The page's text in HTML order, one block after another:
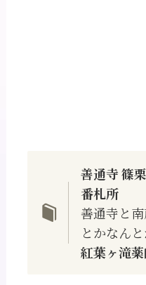
善通寺 篠
番札所
善通寺と
とかなん
紅葉ヶ滝